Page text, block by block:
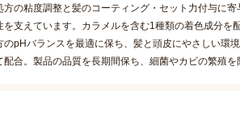
方の粘度調整と髪のコーティング・セット力付与に
を支えています。カラメルを含む1種類の着色成分
のpHバランスを最適に保ち、髪と頭皮にやさしい
合。製品の品質を長期間保ち、細菌やカビの繁殖を